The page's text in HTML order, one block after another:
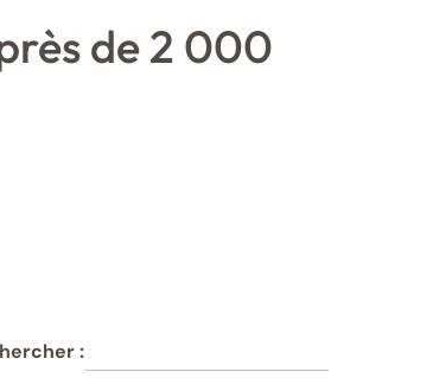
de 2 000
: